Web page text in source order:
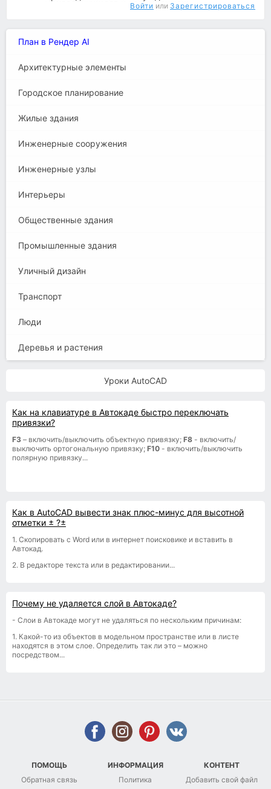
Войти или Зарегистрироваться
План в Рендер AI
Архитектурные элементы
Городское планирование
Жилые здания
Инженерные сооружения
Инженерные узлы
Интерьеры
Общественные здания
Промышленные здания
Уличный дизайн
Транспорт
Люди
Деревья и растения
Уроки AutoCAD
Как на клавиатуре в Автокаде быстро переключать
привязки?
F3 – включить/выключить объектную привязку; F8 - включить/
выключить ортогональную привязку; F10 - включить/выключить
полярную привязку...
Как в AutoCAD вывести знак плюс-минус для высотной
отметки ± ?±
1. Скопировать с Word или в интернет поисковике и вставить в
Автокад.
2. В редакторе текста или в редактировании...
Почему не удаляется слой в Автокаде?
- Слои в Автокаде могут не удаляться по нескольким причинам:
1. Какой-то из объектов в модельном пространстве или в листе
находятся в этом слое. Определить так ли это – можно
посредством...
ПОМОЩЬ
Обратная связь
ИНФОРМАЦИЯ
Политика
КОНТЕНТ
Добавить свой файл